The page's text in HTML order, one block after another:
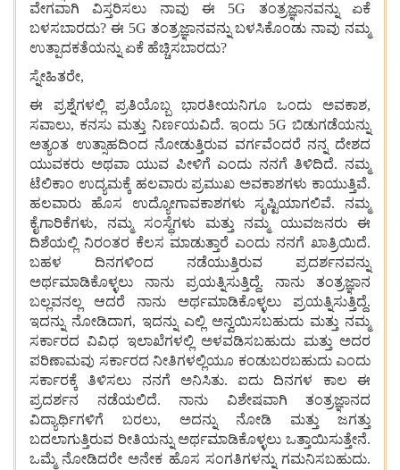
ವೇಗವಾಗಿ ವಿಸ್ತರಿಸಲು ನಾವು ಈ 5G ತಂತ್ರಜ್ಞಾನವನ್ನು ಏಕೆ
ಬಳಸಬಾರದು? ಈ 5G ತಂತ್ರಜ್ಞಾನವನ್ನು ಬಳಸಿಕೊಂಡು ನಾವು ನಮ್ಮ
ಉತ್ಪಾದಕತೆಯನ್ನು ಏಕೆ ಹೆಚ್ಚಿಸಬಾರದು?
ಸ್ನೇಹಿತರೇ,
ಈ ಪ್ರಶ್ನೆಗಳಲ್ಲಿ ಪ್ರತಿಯೊಬ್ಬ ಭಾರತೀಯನಿಗೂ ಒಂದು ಅವಕಾಶ,
ಸವಾಲು, ಕನಸು ಮತ್ತು ನಿರ್ಣಯವಿದೆ. ಇಂದು 5G ಬಿಡುಗಡೆಯನ್ನು
ಅತ್ಯಂತ ಉತ್ಸಾಹದಿಂದ ನೋಡುತ್ತಿರುವ ವರ್ಗವೆಂದರೆ ನನ್ನ ದೇಶದ
ಯುವಕರು ಅಥವಾ ಯುವ ಪೀಳಿಗೆ ಎಂದು ನನಗೆ ತಿಳಿದಿದೆ. ನಮ್ಮ
ಟೆಲಿಕಾಂ ಉದ್ಯಮಕ್ಕೆ ಹಲವಾರು ಪ್ರಮುಖ ಅವಕಾಶಗಳು ಕಾಯುತ್ತಿವೆ.
ಹಲವಾರು ಹೊಸ ಉದ್ಯೋಗಾವಕಾಶಗಳು ಸೃಷ್ಟಿಯಾಗಲಿವೆ. ನಮ್ಮ
ಕೈಗಾರಿಕೆಗಳು, ನಮ್ಮ ಸಂಸ್ಥೆಗಳು ಮತ್ತು ನಮ್ಮ ಯುವಜನರು ಈ
ದಿಶೆಯಲ್ಲಿ ನಿರಂತರ ಕೆಲಸ ಮಾಡುತ್ತಾರೆ ಎಂದು ನನಗೆ ಖಾತ್ರಿಯಿದೆ.
ಬಹಳ ದಿನಗಳಿಂದ ನಡೆಯುತ್ತಿರುವ ಪ್ರದರ್ಶನವನ್ನು
ಅರ್ಥಮಾಡಿಕೊಳ್ಳಲು ನಾನು ಪ್ರಯತ್ನಿಸುತ್ತಿದ್ದೆ. ನಾನು ತಂತ್ರಜ್ಞಾನ
ಬಲ್ಲವನಲ್ಲ ಆದರೆ ನಾನು ಅರ್ಥಮಾಡಿಕೊಳ್ಳಲು ಪ್ರಯತ್ನಿಸುತ್ತಿದ್ದೆ.
ಇದನ್ನು ನೋಡಿದಾಗ, ಇದನ್ನು ಎಲ್ಲಿ ಅನ್ವಯಿಸಬಹುದು ಮತ್ತು ನಮ್ಮ
ಸರ್ಕಾರದ ವಿವಿಧ ಇಲಾಖೆಗಳಲ್ಲಿ ಅಳವಡಿಸಬಹುದು ಮತ್ತು ಅದರ
ಪರಿಣಾಮವು ಸರ್ಕಾರದ ನೀತಿಗಳಲ್ಲಿಯೂ ಕಂಡುಬರಬಹುದು ಎಂದು
ಸರ್ಕಾರಕ್ಕೆ ತಿಳಿಸಲು ನನಗೆ ಅನಿಸಿತು. ಐದು ದಿನಗಳ ಕಾಲ ಈ
ಪ್ರದರ್ಶನ ನಡೆಯಲಿದೆ. ನಾನು ವಿಶೇಷವಾಗಿ ತಂತ್ರಜ್ಞಾನದ
ವಿದ್ಯಾರ್ಥಿಗಳಿಗೆ ಬರಲು, ಅದನ್ನು ನೋಡಿ ಮತ್ತು ಜಗತ್ತು
ಬದಲಾಗುತ್ತಿರುವ ರೀತಿಯನ್ನು ಅರ್ಥಮಾಡಿಕೊಳ್ಳಲು ಒತ್ತಾಯಿಸುತ್ತೇನೆ.
ಒಮ್ಮೆ ನೋಡಿದರೇ ಅನೇಕ ಹೊಸ ಸಂಗತಿಗಳನ್ನು ಗಮನಿಸಬಹುದು.